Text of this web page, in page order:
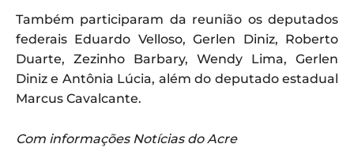
Também participaram da reunião os deputados
federais Eduardo Velloso, Gerlen Diniz, Roberto
Duarte, Zezinho Barbary, Wendy Lima, Gerlen
Diniz e Antônia Lúcia, além do deputado estadual
Marcus Cavalcante.
Com informações Notícias do Acre